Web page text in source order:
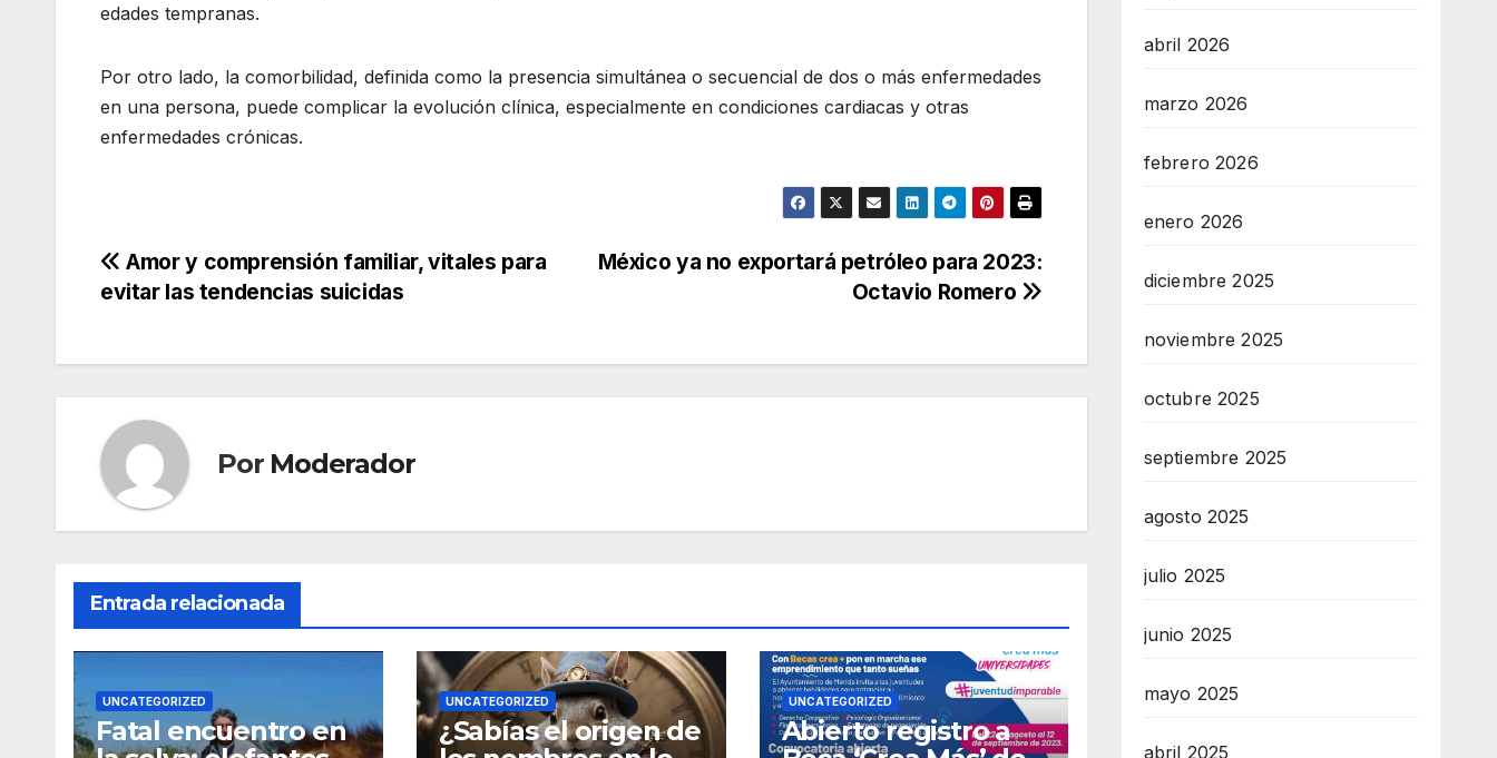
edades tempranas.
Por otro lado, la comorbilidad, definida como la presencia simultánea o secuencial de dos o más enfermedades
en una persona, puede complicar la evolución clínica, especialmente en condiciones cardiacas y otras
enfermedades crónicas.
Navegación
entradas
México ya no exportará petróleo para 2023:
Octavio Romero
Amor y comprensión familiar, vitales para
evitar las tendencias suicidas
Por Moderador
Entrada relacionada
UNCATEGORIZED
Fatal encuentro en
UNCATEGORIZED
¿Sabías el origen de
UNCATEGORIZED
Abierto registro a
abril 2026
marzo 2026
febrero 2026
enero 2026
diciembre 2025
noviembre 2025
octubre 2025
septiembre 2025
agosto 2025
julio 2025
junio 2025
mayo 2025
abril 2025